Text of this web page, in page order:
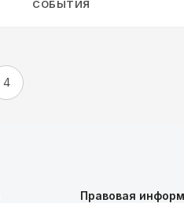
СОБЫТИЯ
4
Правовая